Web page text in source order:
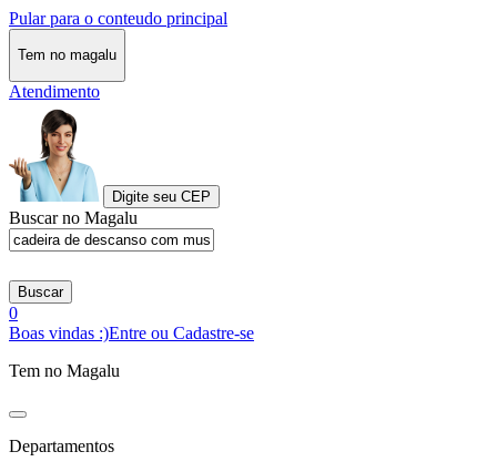
Pular para o conteudo principal
Tem no magalu
Atendimento
Digite seu CEP
Buscar no Magalu
Buscar
0
Boas vindas :)Entre ou Cadastre-se
Tem no Magalu
Departamentos